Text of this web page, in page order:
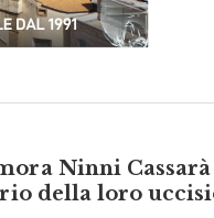
Ninni
della loro